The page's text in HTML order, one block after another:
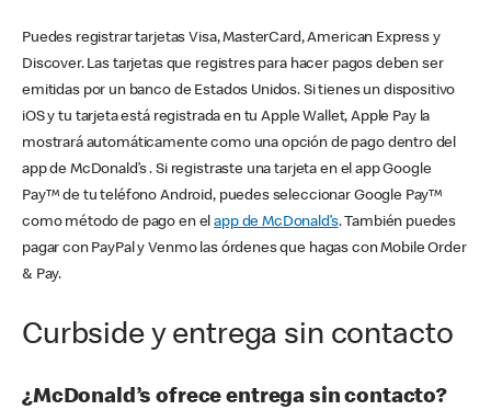
Puedes registrar tarjetas Visa, MasterCard, American Express y
Discover. Las tarjetas que registres para hacer pagos deben ser
emitidas por un banco de Estados Unidos. Si tienes un dispositivo
iOS y tu tarjeta está registrada en tu Apple Wallet, Apple Pay la
mostrará automáticamente como una opción de pago dentro del
app de McDonald’s . Si registraste una tarjeta en el app Google
Pay™ de tu teléfono Android, puedes seleccionar Google Pay™
como método de pago en elapp de McDonald’s. También puedes
pagar con PayPal y Venmo las órdenes que hagas con Mobile Order
& Pay.
Curbside y entrega sin contacto
¿McDonald’s ofrece entrega sin contacto?